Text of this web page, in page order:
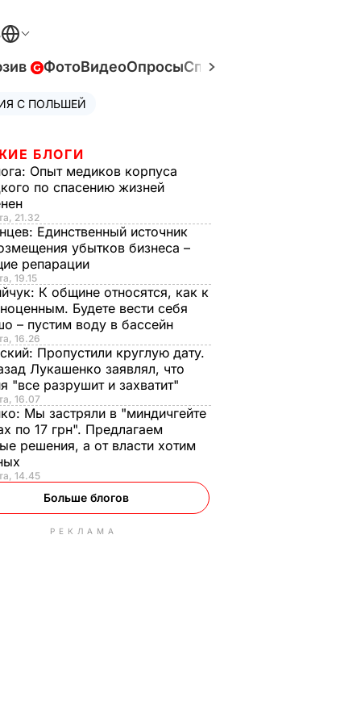
ФотоВидеоОпросыСпецпроекты
С ПОЛЬШЕЙ
БЛОГИ
Опыт медиков корпуса
по спасению жизней
21.32
Единственный источник
убытков бизнеса –
репарации
19.15
К общине относятся, как к
Будете вести себя
– пустим воду в бассейн
16.26
Пропустили круглую дату.
Лукашенко заявлял, что
"все разрушит и захватит"
16.07
Мы застряли в "миндичгейте
по 17 грн". Предлагаем
решения, а от власти хотим
14.45
Больше блогов
РЕКЛАМА